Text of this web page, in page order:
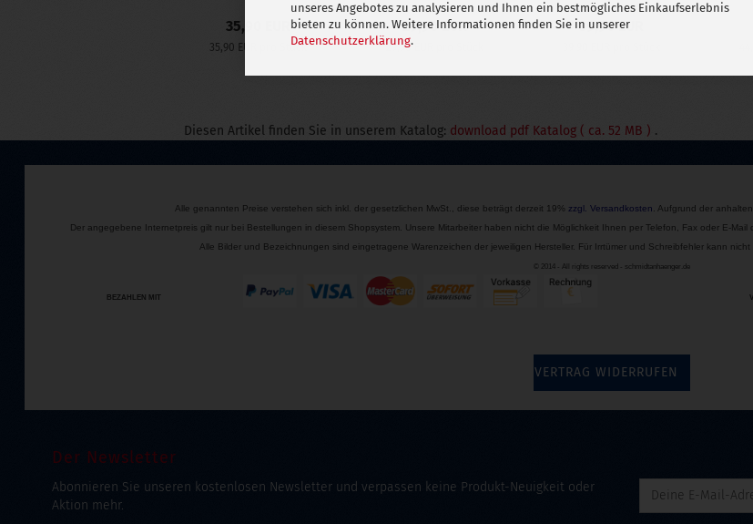
unseres Angebotes zu analysieren und Ihnen ein bestmögliches Einkaufserlebnis
bieten zu können. Weitere Informationen finden Sie in unserer
Datenschutzerklärung.
35,90 EUR
35,90 EUR pro Stück
29,90 EUR
29,90 EUR pro Stück
39,90 EUR
Diesen Artikel finden Sie in unserem Katalog: download pdf Katalog ( ca. 52 MB ) .
Alle genannten Preise verstehen sich inkl. der gesetzlichen MwSt., diese beträgt derzeit 19% zzgl. Versandkosten . Aufgrund der
Der angegebene Internetpreis gilt nur bei Bestellungen in diesem Shopsystem. Unsere Mitarbeiter haben nicht die Möglichkeit Ihnen per Telefon, Fax oder E-
Alle Bilder und Bezeichnungen sind eingetragene Warenzeichen der jeweiligen Hersteller. Für Irrtümer und Schreibfehler kann
© 2014 - All rights reserved - schmidtanhaenger.de
BEZAHLEN MIT
VERTRAG WIDERRUFEN
Der Newsletter
Abonnieren Sie unseren kostenlosen Newsletter und verpassen keine Produkt-Neuigkeit oder
Aktion mehr.